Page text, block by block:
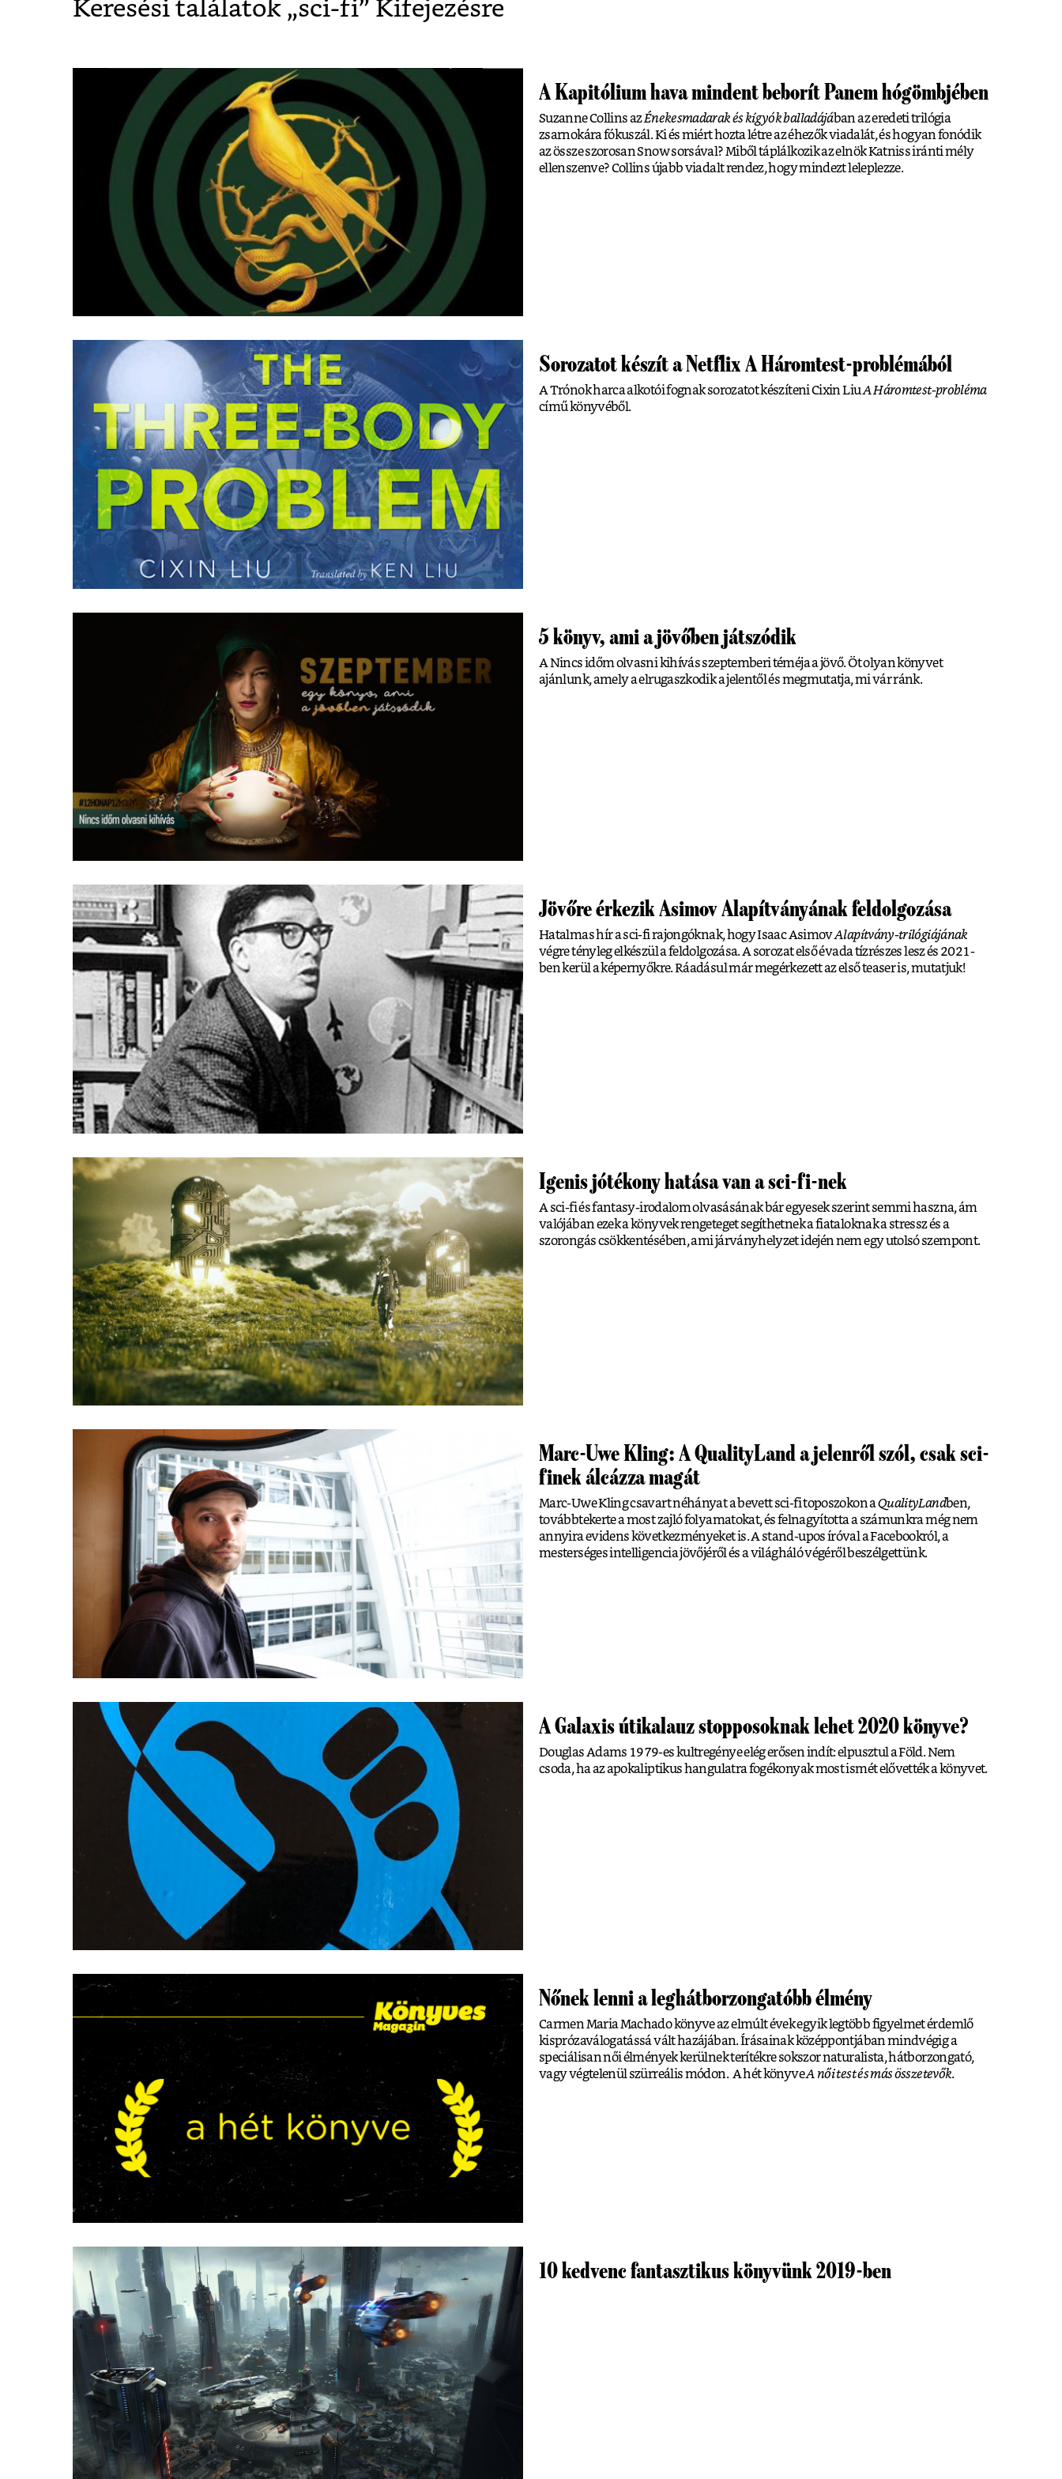
Keresési találatok „sci-fi” Kifejezésre
A Kapitólium hava mindent beborít Panem hógömbjében
Suzanne Collins azÉnekesmadarak és kígyók balladájában az eredeti trilógia
zsarnokára fókuszál. Ki és miért hozta létre az éhezők viadalát, és hogyan fonódik
az össze szorosan Snow sorsával? Miből táplálkozik az elnök Katniss iránti mély
ellenszenve? Collins újabb viadalt rendez, hogy mindezt leleplezze.
Sorozatot készít a Netflix A Háromtest-problémából
A Trónok harca alkotói fognak sorozatot készíteni Cixin LiuA Háromtest-probléma
című könyvéből.
5 könyv, ami a jövőben játszódik
A Nincs időm olvasni kihívás szeptemberi téméja a jövő. Öt olyan könyvet
ajánlunk, amely a elrugaszkodik a jelentől és megmutatja, mi vár ránk.
Jövőre érkezik Asimov Alapítványának feldolgozása
Hatalmas hír a sci-fi rajongóknak, hogy Isaac AsimovAlapítvány-trilógiájának
végre tényleg elkészül a feldolgozása. A sorozat első évada tízrészes lesz és 2021-
ben kerül a képernyőkre. Ráadásul már megérkezett az első teaser is, mutatjuk!
Igenis jótékony hatása van a sci-fi-nek
A sci-fi és fantasy-irodalom olvasásának bár egyesek szerint semmi haszna, ám
valójában ezek a könyvek rengeteget segíthetnek a fiataloknak a stressz és a
szorongás csökkentésében, ami járványhelyzet idején nem egy utolsó szempont.
Marc-Uwe Kling: A QualityLand a jelenről szól, csak sci-
finek álcázza magát
Marc-Uwe Kling csavart néhányat a bevett sci-fi toposzokon aQualityLandben,
továbbtekerte a most zajló folyamatokat, és felnagyította a számunkra még nem
annyira evidens következményeket is. A stand-upos íróval a Facebookról, a
mesterséges intelligencia jövőjéről és a világháló végéről beszélgettünk.
A Galaxis útikalauz stopposoknak lehet 2020 könyve?
Douglas Adams 1979-es kultregénye elég erősen indít: elpusztul a Föld. Nem
csoda, ha az apokaliptikus hangulatra fogékonyak most ismét elővették a könyvet.
Nőnek lenni a leghátborzongatóbb élmény
Carmen Maria Machado könyve az elmúlt évek egyik legtöbb figyelmet érdemlő
kisprózaválogatássá vált hazájában. Írásainak középpontjában mindvégig a
speciálisan női élmények kerülnek terítékre sokszor naturalista, hátborzongató,
vagy végtelenül szürreális módon. A hét könyveA női test és más összetevők.
10 kedvenc fantasztikus könyvünk 2019-ben